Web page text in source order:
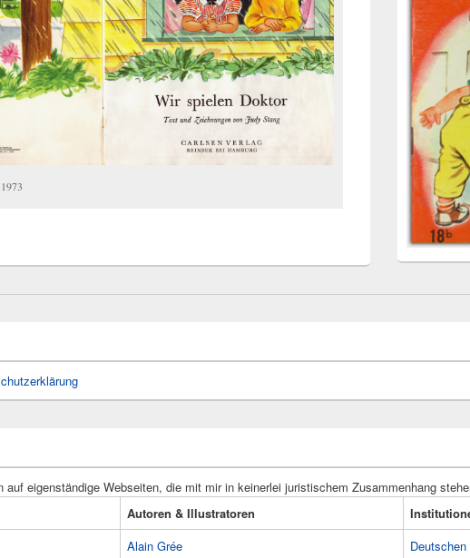
auf eigenständige Webseiten, die mit mir in keinerlei juristischem Zusammenhang
Autoren & Illustratoren
Alain Grée